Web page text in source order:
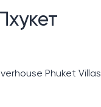
Phuket Villas